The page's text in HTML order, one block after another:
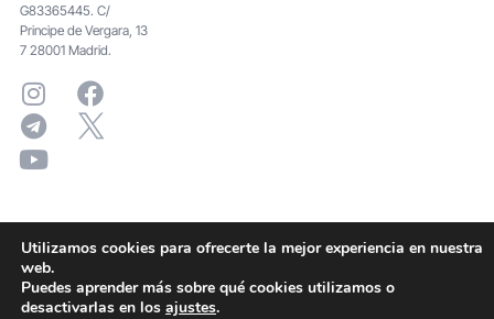
G83365445. C/
Principe de Vergara, 13
7 28001 Madrid.
Utilizamos cookies para ofrecerte la mejor experiencia en nuestra
web.
Puedes aprender más sobre qué cookies utilizamos o
desactivarlas en los ajustes.